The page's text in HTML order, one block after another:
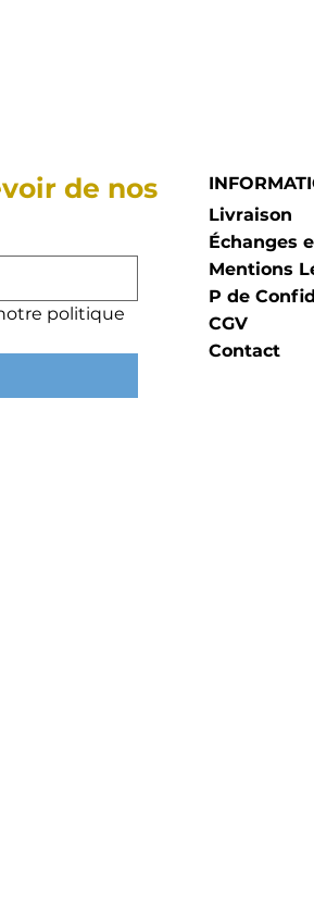
politique
de nos
Livraison
Échanges
Mentions
P de
CGV
Contact